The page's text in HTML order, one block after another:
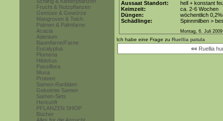
Frucht & Nutzpflanzen
Gemüse & Gewürze
Mangroven & Teich
Palmen & Palmfarne
Acacia
Adenium
Baumfarne/Farne
Eucalyptus
Plumeria
Hibiskus
Passiflora
Musa
Proteen
Samen-Raritäten
Gekeimte Samen
Samen-Sets
Herkunft
PFLANZEN SHOP
Bücher
Aussaat Standort:
hell + konstant
Keimzeit:
ca. 2-6 Wochen
Düngen:
wöchentlich
Schädlinge:
Spinnmilben >
Montag, 6. Juli 2009
Ich habe eine Frage zu Ruellia patula
«« Ruellia